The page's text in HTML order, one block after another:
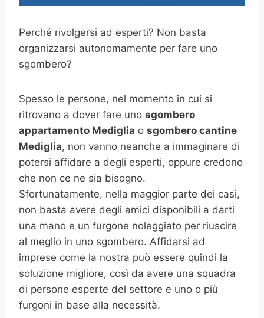
Perché rivolgersi ad esperti? Non basta
organizzarsi autonomamente per fare uno
sgombero?
Spesso le persone, nel momento in cui si
ritrovano a dover fare uno sgombero
appartamento Mediglia o sgombero cantine
Mediglia, non vanno neanche a immaginare di
potersi affidare a degli esperti, oppure credono
che non ce ne sia bisogno.
Sfortunatamente, nella maggior parte dei casi,
non basta avere degli amici disponibili a darti
una mano e un furgone noleggiato per riuscire
al meglio in uno sgombero. Affidarsi ad
imprese come la nostra può essere quindi la
soluzione migliore, così da avere una squadra
di persone esperte del settore e uno o più
furgoni in base alla necessità.